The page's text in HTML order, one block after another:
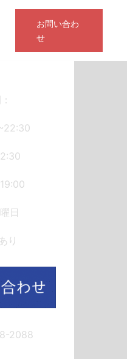
お問い合わ
せ
日
り
2088